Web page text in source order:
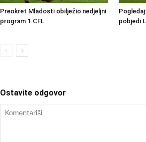
Preokret Mladosti obilježio nedjeljni
program 1.CFL
pobjedi
Ostavite odgovor